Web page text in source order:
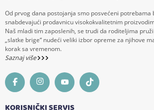
Od prvog dana postojanja smo posvećeni potrebama
snabdevajući prodavnicu visokokvalitetnim
Naš mladi tim zaposlenih, se trudi da roditeljima
„slatke brige“ nudeći veliki izbor opreme za njihove
korak sa vremenom.
Saznaj više
KORISNIČKI SERVIS